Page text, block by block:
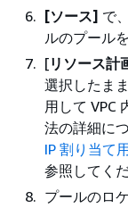
[ソース] で
ルのプール
[リソース計
選択したま
用して VPC
法の詳細に
IP 割り当て
参照してくだ
プールのロ